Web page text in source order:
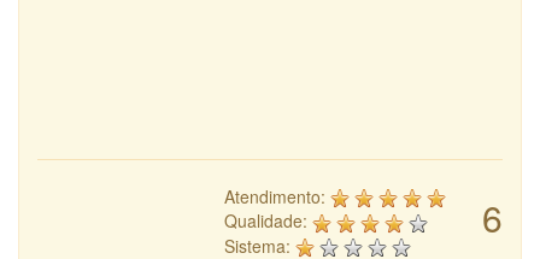
6
Atendimento:
Qualidade:
Sistema: